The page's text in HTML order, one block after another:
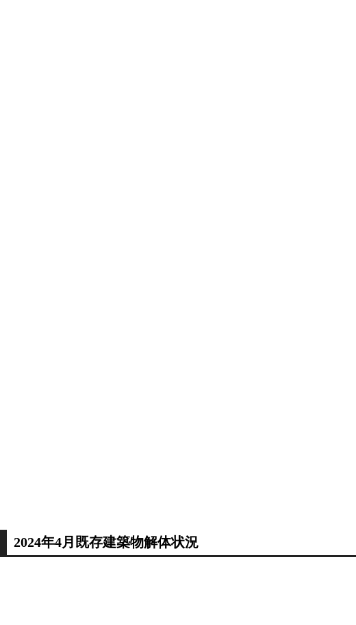
2024年4月既存建築物解体状況